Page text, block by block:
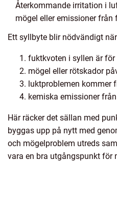
Återkommande irritation i
mögel eller emissioner
Ett syllbyte blir nödvändigt
fuktkvoten i syllen är för
mögel eller rötskador
luktproblemen kommer
kemiska emissioner
Här räcker det sällan med
byggas upp på nytt med
och mögelproblem utreds
vara en bra utgångspunkt för